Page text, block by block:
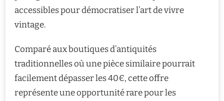
accessibles pour démocratiser l’art de vivre
vintage.
Comparé aux boutiques d’antiquités
traditionnelles où une pièce similaire pourrait
facilement dépasser les 40€, cette offre
représente une opportunité rare pour les